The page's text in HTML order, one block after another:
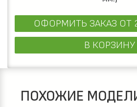
ОФОРМИТЬ ЗАКАЗ ОТ
В КОРЗИНУ
ПОХОЖИЕ